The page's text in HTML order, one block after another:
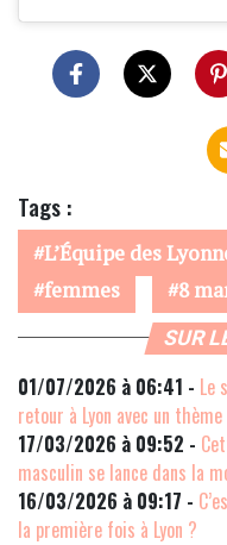
Tags :
L’Équipe des
femmes
8
SUR
01/07/2026 à 06:41 - Le
retour à Lyon avec un
17/03/2026 à 09:52 -
masculin se lance dans la
16/03/2026 à 09:17 -
la première fois à Lyon ?